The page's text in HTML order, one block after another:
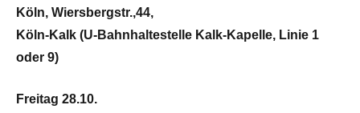
Köln, Wiersbergstr.,44,
Köln-Kalk (U-Bahnhaltestelle Kalk-Kapelle, Linie 1
oder 9)
Freitag 28.10.